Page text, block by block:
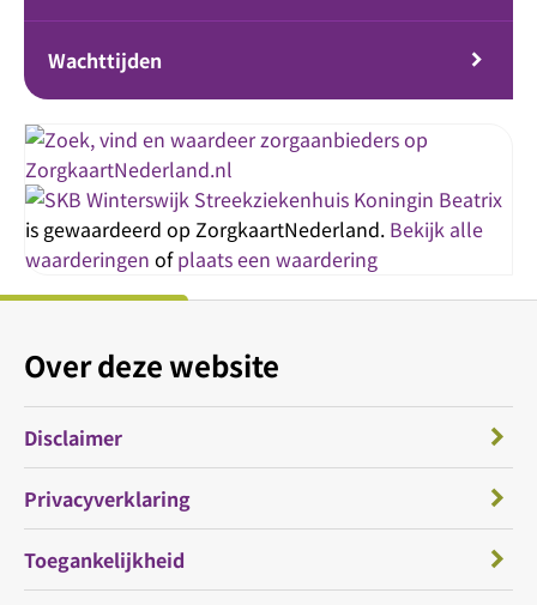
Wachttijden
Streekziekenhuis Koningin Beatrix
is gewaardeerd op ZorgkaartNederland. Bekijk alle
waarderingen ofplaats een waardering
Over deze website
Disclaimer
Privacyverklaring
Toegankelijkheid